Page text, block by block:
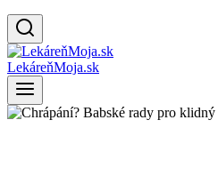
LekáreňMoja.sk